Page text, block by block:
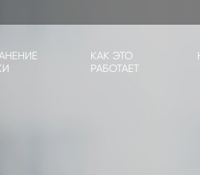
КАК ЭТО
РАБОТАЕТ